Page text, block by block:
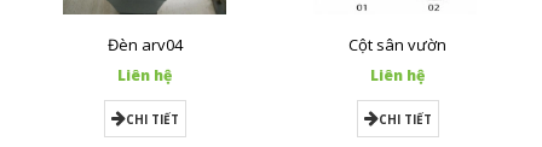
Đèn arv04
Liên hệ
CHI TIẾT
Cột sân vườn
Liên hệ
CHI TIẾT